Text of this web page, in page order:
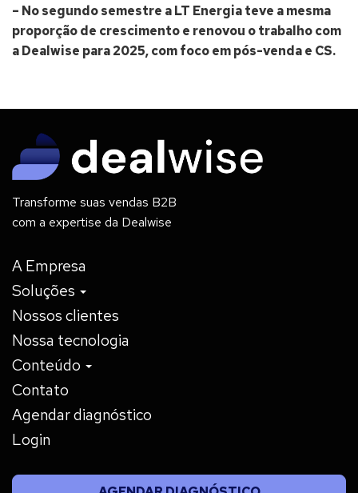
– No segundo semestre a LT Energia teve a mesma
proporção de crescimento e renovou o trabalho com
a Dealwise para 2025, com foco em pós-venda e CS.
Transforme suas vendas B2B
com a expertise da Dealwise
A Empresa
Soluções
Nossos clientes
Nossa tecnologia
Conteúdo
Contato
Agendar diagnóstico
Login